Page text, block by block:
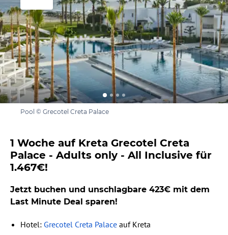
Pool © Grecotel Creta Palace
1 Woche auf Kreta Grecotel Creta
Palace - Adults only - All Inclusive für
1.467€!
Jetzt buchen und unschlagbare 423€ mit dem
Last Minute Deal sparen!
Hotel: Grecotel Creta Palace auf Kreta